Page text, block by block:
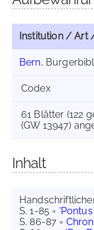
Institution / Art
Bern,
Codex
61 Blätter (122
(GW 13947)
Inhalt
S. 1-85 =
S. 86-87 =